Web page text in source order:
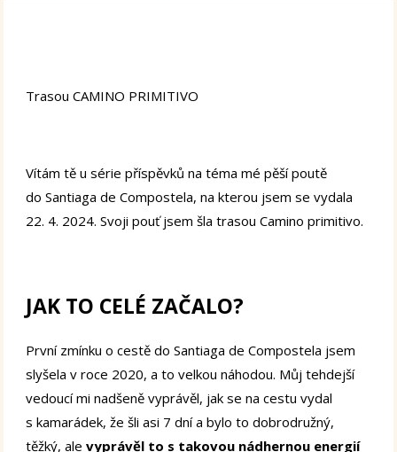
Trasou CAMINO PRIMITIVO
Vítám tě u série příspěvků na téma mé pěší poutě
do Santiaga de Compostela, na kterou jsem se vydala
22. 4. 2024. Svoji pouť jsem šla trasou Camino primitivo.
JAK TO CELÉ ZAČALO?
První zmínku o cestě do Santiaga de Compostela jsem
slyšela v roce 2020, a to velkou náhodou. Můj tehdejší
vedoucí mi nadšeně vyprávěl, jak se na cestu vydal
s kamarádek, že šli asi 7 dní a bylo to dobrodružný,
těžký, alevyprávěl to s takovou nádhernou energií